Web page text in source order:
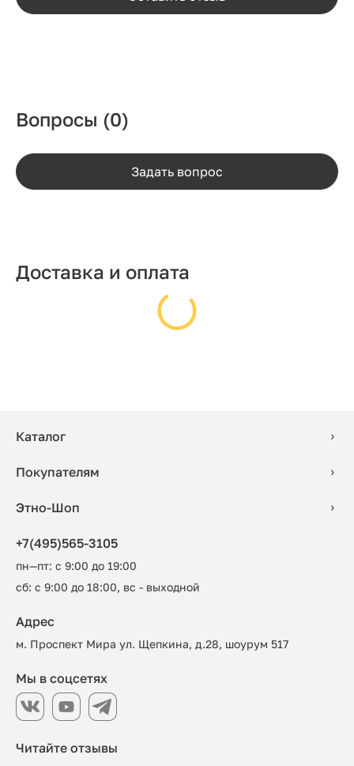
Вопросы (0)
Задать вопрос
Доставка и оплата
Каталог
Покупателям
Этно-Шоп
+7(495)565-3105
пн—пт: с 9:00 до 19:00
сб: с 9:00 до 18:00, вс - выходной
Читайте отзывы
Адрес
м. Проспект Мира ул. Щепкина, д.28, шоурум 517
Мы в соцсетях